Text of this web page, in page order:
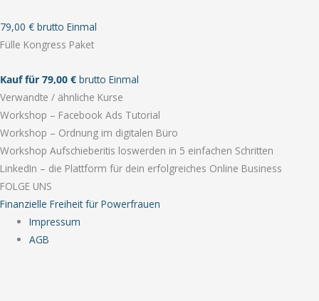
79,00 € brutto Einmal
Fülle Kongress Paket
Kauf für 79,00 € brutto Einmal
Verwandte / ähnliche Kurse
Workshop – Facebook Ads Tutorial
Workshop – Ordnung im digitalen Büro
Workshop Aufschieberitis loswerden in 5 einfachen Schritten
LinkedIn – die Plattform für dein erfolgreiches Online Business
FOLGE UNS
Finanzielle Freiheit für Powerfrauen
Impressum
AGB